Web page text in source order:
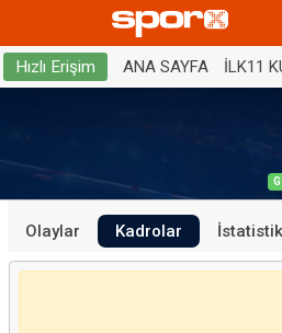
Hızlı Erişim ANA SAYFA İLK11
G
Olaylar Kadrolar İstatistik